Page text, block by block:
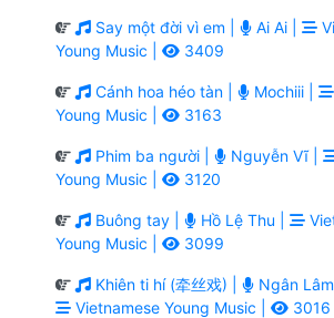
Say một đời vì em | Ai Ai |
Young Music |
3409
Cánh hoa héo tàn | Mochiii |
Young Music |
3163
Phim ba người | Nguyễn Vĩ |
Young Music |
3120
Buông tay | Hồ Lệ Thu |
Young Music |
3099
Khiên ti hí (牵丝戏) |
Ngân
Vietnamese Young Music |
3016